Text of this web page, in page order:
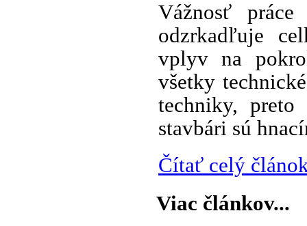
Vážnosť
odzrkadľuje
vplyv na
všetky
techniky,
stavbári sú
Čítať celý
Viac článkov...